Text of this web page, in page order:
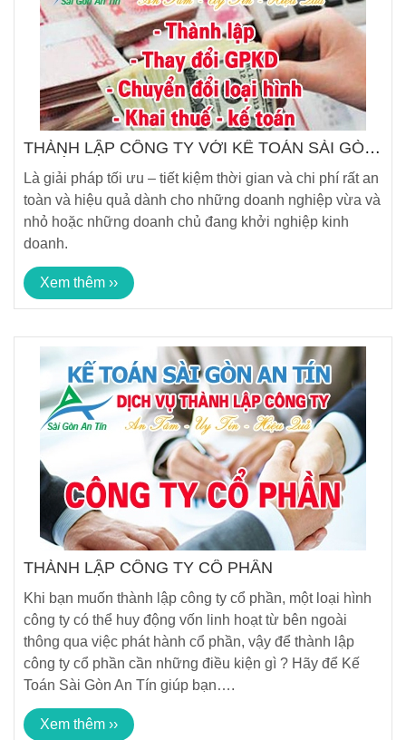
THÀNH LẬP CÔNG TY VỚI KẾ TOÁN SÀI GÒN
Là giải pháp tối ưu – tiết kiệm thời gian và chi phí rất an
toàn và hiệu quả dành cho những doanh nghiệp vừa và
nhỏ hoặc những doanh chủ đang khởi nghiệp kinh
doanh.
Xem thêm ››
THÀNH LẬP CÔNG TY CỔ PHẦN
Khi bạn muốn thành lập công ty cổ phần, một loại hình
công ty có thể huy động vốn linh hoạt từ bên ngoài
thông qua việc phát hành cổ phần, vậy để thành lập
công ty cổ phần cần những điều kiện gì ? Hãy để Kế
Toán Sài Gòn An Tín giúp bạn….
Xem thêm ››